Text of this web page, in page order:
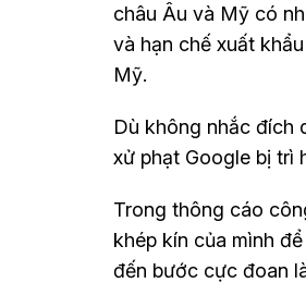
châu Âu và Mỹ có
và hạn chế xuất
Mỹ.
Dù không nhắc đích
xử phạt Google bị trì
Trong thông cáo
khép kín của mình
đến bước cực đoan